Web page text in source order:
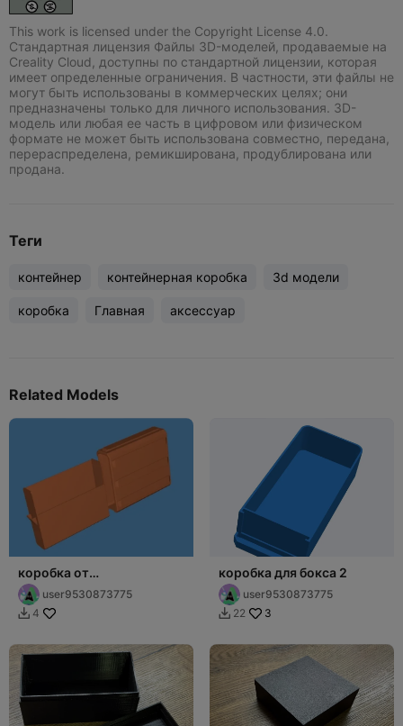
This work is licensed under the Copyright License 4.0.
Стандартная лицензия Файлы 3D-моделей, продаваемые на
Creality Cloud, доступны по стандартной лицензии, которая
имеет определенные ограничения. В частности, эти файлы не
могут быть использованы в коммерческих целях; они
предназначены только для личного использования. 3D-
модель или любая ее часть в цифровом или физическом
формате не может быть использована совместно, передана,
перераспределена, ремикширована, продублирована или
продана.
Теги
контейнер контейнерная коробка 3d модели
коробка Главная аксессуар
Related Models
коробка от
вертекального бокса
user9530873775
 4
коробка для бокса 2
user9530873775
 22 3